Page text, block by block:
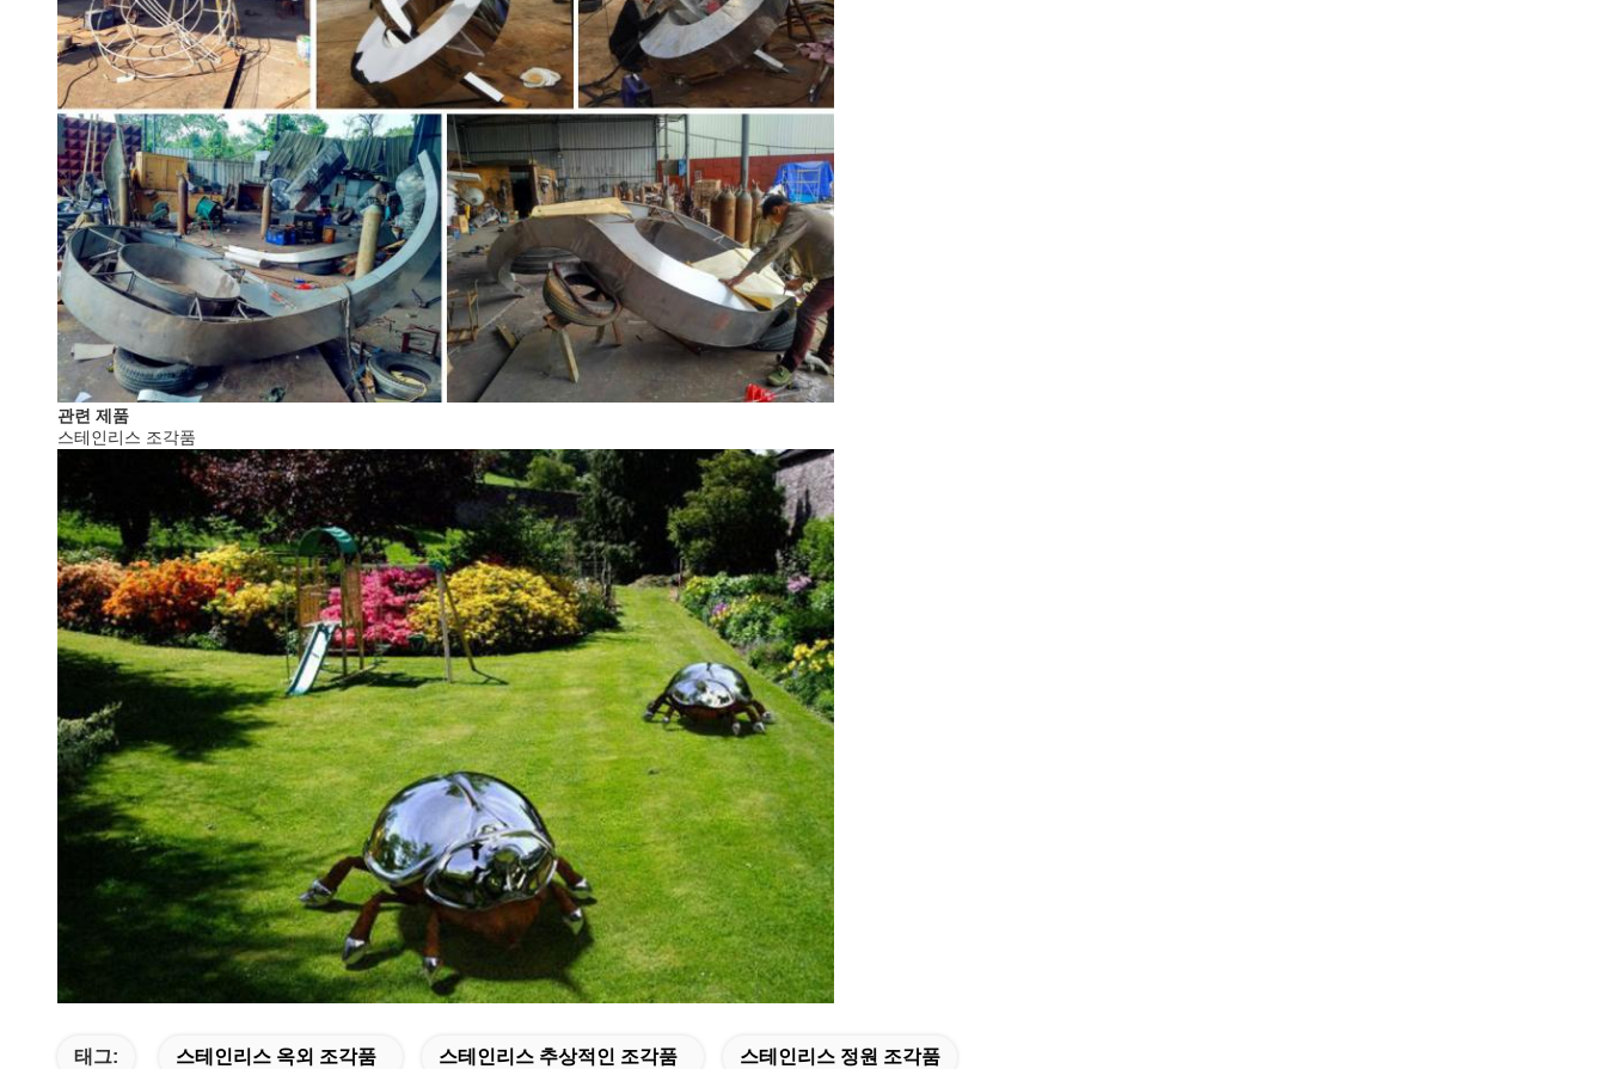
관련 제품
스테인리스 조각품
태그: 스테인리스 옥외 조각품 스테인리스 추상적인 조각품 스테인리스 정원 조각품